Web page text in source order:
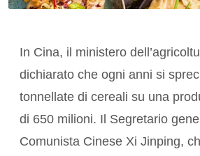
In Cina, il ministero
dichiarato che ogni anni si
tonnellate di cereali su una
di 650 milioni. Il Segretario
Comunista Cinese Xi Jinping,